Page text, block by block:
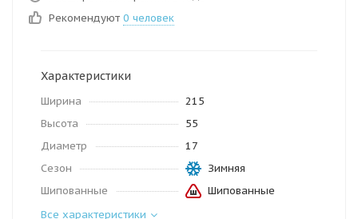
Рекомендуют 0 человек
Характеристики
Ширина
215
Высота
55
Диаметр
17
Сезон
Зимняя
Шипованные
Шипованные
Все характеристики